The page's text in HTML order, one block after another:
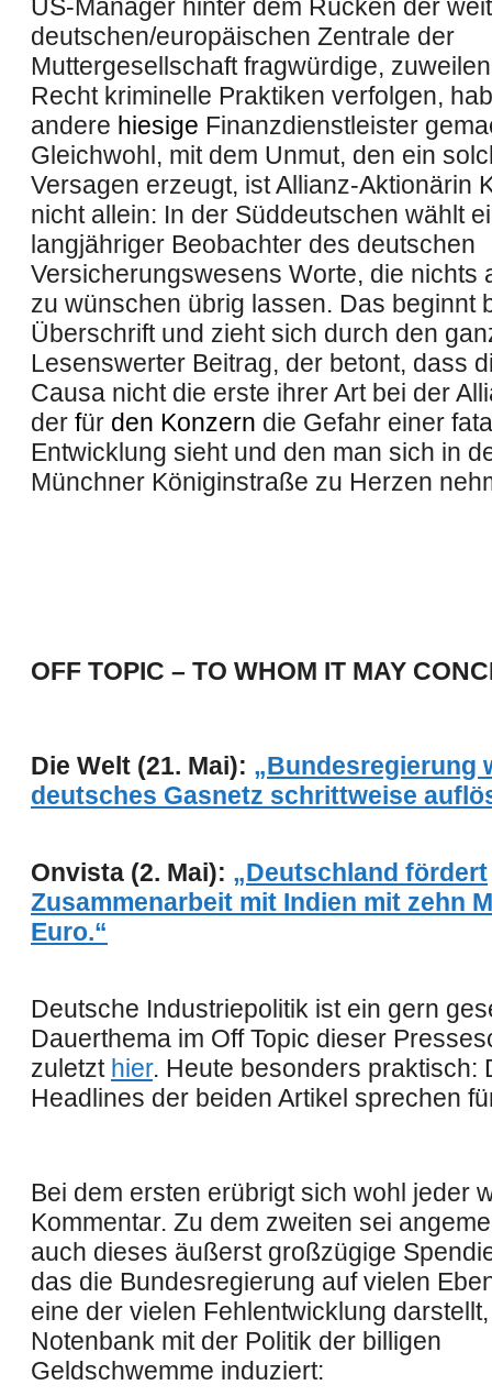
US-Manager hinter dem Rücken der
deutschen/europäischen Zentrale der
Muttergesellschaft fragwürdige,
Recht kriminelle Praktiken verfolgen,
andere hiesige Finanzdienstleister
Gleichwohl, mit dem Unmut, den ein
Versagen erzeugt, ist Allianz-Aktionärin
nicht allein: In der Süddeutschen wählt
langjähriger Beobachter des deutschen
Versicherungswesens Worte, die nichts
zu wünschen übrig lassen. Das beginnt
Überschrift und zieht sich durch den
Lesenswerter Beitrag, der betont, dass
Causa nicht die erste ihrer Art bei der
der für den Konzern die Gefahr einer
Entwicklung sieht und den man sich in
Münchner Königinstraße zu Herzen
OFF TOPIC – TO WHOM IT MAY
Die Welt (21. Mai): „Bundesregierung
deutsches Gasnetz schrittweise
Onvista (2. Mai): „Deutschland fördert
Zusammenarbeit mit Indien mit zehn
Euro.“
Deutsche Industriepolitik ist ein gern
Dauerthema im Off Topic dieser
zuletzt hier. Heute besonders praktisch:
Headlines der beiden Artikel sprechen
Bei dem ersten erübrigt sich wohl jeder
Kommentar. Zu dem zweiten sei
auch dieses äußerst großzügige
das die Bundesregierung auf vielen
eine der vielen Fehlentwicklung
Notenbank mit der Politik der billigen
Geldschwemme induziert: